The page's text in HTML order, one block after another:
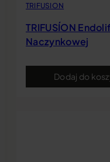
TRIFUSION
TRIFUSÍON
Naczynkowej
Dodaj do